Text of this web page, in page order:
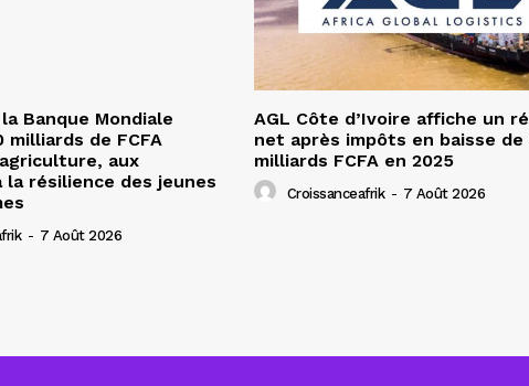
Banque Mondiale
milliards de FCFA
aux
résilience des jeunes
- 7 Août 2026
AGL Côte d’Ivoire affiche un
net après impôts en baisse de
milliards FCFA en 2025
Croissanceafrik - 7 Août 2026